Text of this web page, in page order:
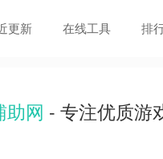
更新 在线工具 排
助网 - 专注优质游